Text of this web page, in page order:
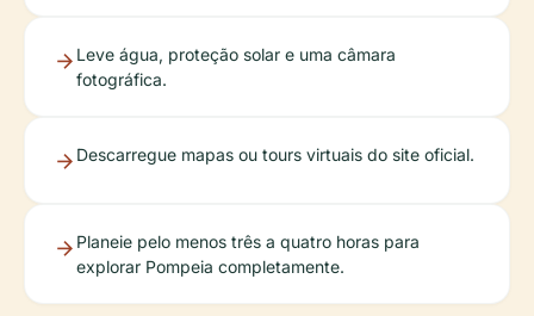
Leve água, proteção solar e uma câmara
fotográfica.
Descarregue mapas ou tours virtuais do site oficial.
Planeie pelo menos três a quatro horas para
explorar Pompeia completamente.